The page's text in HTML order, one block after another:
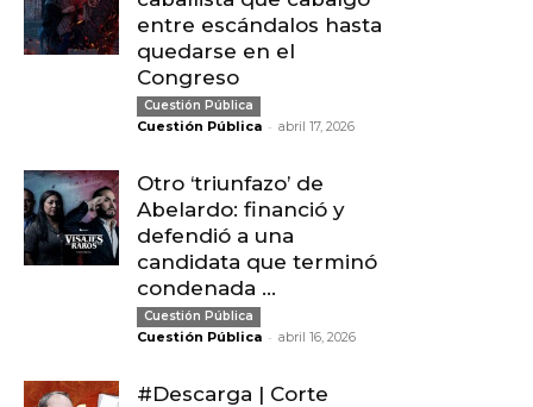
entre escándalos hasta
quedarse en el
Congreso
Cuestión Pública
Cuestión Pública - abril 17, 2026
Otro ‘triunfazo’ de
Abelardo: financió y
defendió a una
candidata que terminó
condenada ...
Cuestión Pública
Cuestión Pública - abril 16, 2026
#Descarga | Corte